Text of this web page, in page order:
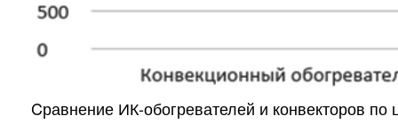
Cравнение ИК-обогревателей и конвекторов по